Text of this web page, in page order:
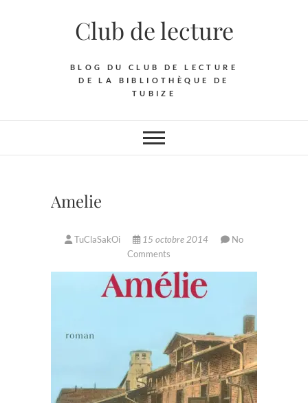
Club de lecture
BLOG DU CLUB DE LECTURE
DE LA BIBLIOTHÈQUE DE
TUBIZE
Amelie
TuClaSakOi 15 octobre 2014
No
Comments